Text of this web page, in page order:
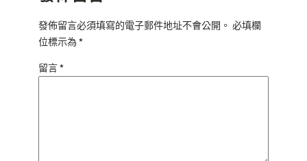
發佈留言必須填寫的電子郵件地址不會公開。 必填欄
位標示為*
留言*